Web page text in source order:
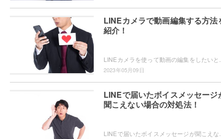
LINEカメラで動画編集する方法
紹介！
2023年05月09日
LINEで届いたボイスメッセージ
聞こえない場合の対処法！